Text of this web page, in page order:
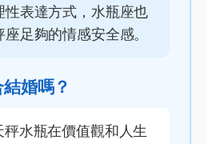
性表達方式，水瓶座也
足夠的情感安全感。
婚嗎？
水瓶在價值觀和人生